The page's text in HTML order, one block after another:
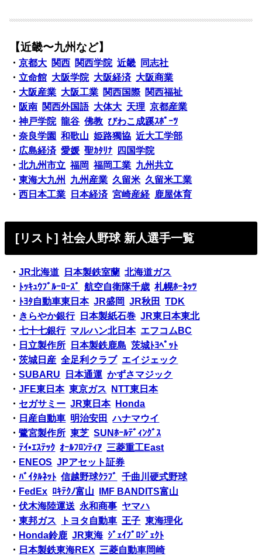
【近畿〜九州など】
・京都大 関西 関西学院 近畿
同志社
・ 立命館 大阪学院 大阪経済 大阪商業
・ 大阪産業 大阪工業 関西国際 関西福祉
・ 阪南 関西外国語 大体大 天理 京都産業
・神戸学院 龍谷 佛教 びわこ成蹊ｽﾎﾟｰﾂ
・奈良学園 和歌山 姫路獨協 近大工学部
・ 広島経済 愛媛 聖ｶﾀﾘﾅ
四国学院
・北九州市立 福岡 福岡工業 九州共立
・東海大九州 九州産業 久留米 久留米工業
・西日本工業 日本経済 宮崎産経 鹿屋体育
[リスト] 社会人野球 新人選手一覧
・JR北海道 日本製鉄室蘭 北海道ガス
・ ﾄｯｷｭｳﾌﾞﾙｰﾛｰｽﾞ 航空自衛隊千歳 札幌ﾎｰﾈｯﾂ
・ ﾄﾖﾀ自動車東日本 JR盛岡 JR秋田
TDK
・ きらやか銀行 日本製紙石巻 JR東日本東北
・七十七銀行 マルハン北日本 エフコムBC
・ 日立製作所 日本製鉄鹿島 茨城ﾄﾖﾍﾟｯﾄ
・茨城日産 全足利クラブ エイジェック
・SUBARU 日本通運 かずさマジック
・JFE東日本 東京ガス
NTT東日本
・ セガサミー JR東日本
Honda
・ 日産自動車 明治安田
ハナマウイ
・鷺宮製作所 東芝 SUNﾎｰﾙﾃﾞｨﾝｸﾞｽ
・ﾃｲ•ｴｽﾃｯｸ ｵｰﾙﾌﾛﾝﾃｨｱ 三菱重工East
・ ENEOS JPアセット証券
・ﾊﾞｲﾀﾙﾈｯﾄ 信越野球ｸﾗﾌﾞ
千曲川硬式野球
・ FedEx ﾛｷﾃｸﾉ富山
IMF BANDITS富山
・伏木海陸運送 永和商事 ヤマハ
・東邦ガス トヨタ自動車 王子 東海理化
・ Honda鈴鹿 JR東海 ｼﾞｪｲﾌﾟﾛｼﾞｪｸﾄ
・ 日本製鉄東海REX 三菱自動車岡崎